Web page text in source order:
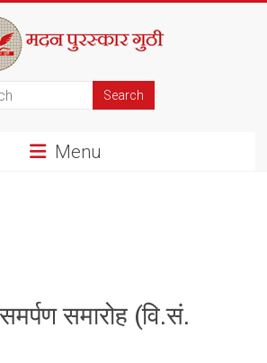
Menu
समारोह (वि.सं.